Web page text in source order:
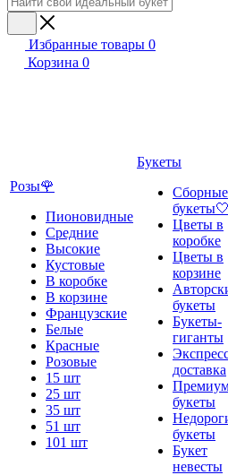
Избранные товары 0
Корзина 0
Розы🌹
Пионовидные
Средние
Высокие
Кустовые
В коробке
В корзине
Французские
Белые
Красные
Розовые
15 шт
25 шт
35 шт
51 шт
101 шт
Букеты
Сборные
букеты🤍
Цветы в
коробке
Цветы в
корзине
букеты
Букеты-
гиганты
доставка
букеты
букеты
Букет
невесты